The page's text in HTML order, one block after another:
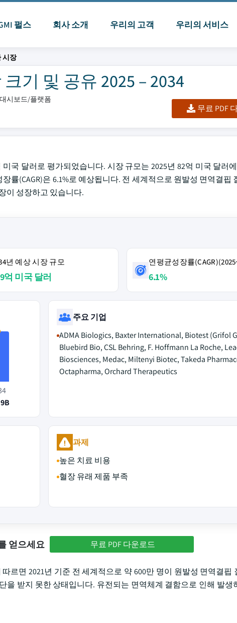
펄스 회사 소개 우리의 고객 우리의 서비스
시장
기 및 공유 2025 – 2034
시보드/플랫폼
무료 PDF
국 달러로 평가되었습니다. 시장 규모는 2025년 82억 미국 달러에
률(CAGR)은 6.1%로 예상됩니다. 전 세계적으로 원발성 면역결핍
이 성장하고 있습니다.
년 예상 시장 규모
억 미국 달러
연평균성장률
6.1%
주요 기업
ADMA Biologics, Baxter International, Biotest (Grifol
Bluebird Bio, CSL Behring, F. Hoffmann La Roche,
Biosciences, Medac, Miltenyi Biotec, Takeda
Octapharma, Orchard Therapeutics
과제
높은 치료 비용
혈장 유래 제품 부족
얻으세요 무료 PDF 다운로드
르면 2021년 기준 전 세계적으로 약 600만 명이 원발성 면역결핍
을 받지 못한 상태입니다. 유전되는 면역체계 결함으로 인해 발생